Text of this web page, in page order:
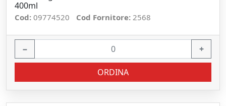
400ml
Cod: 09774520 Cod Fornitore: 2568
− +
ORDINA